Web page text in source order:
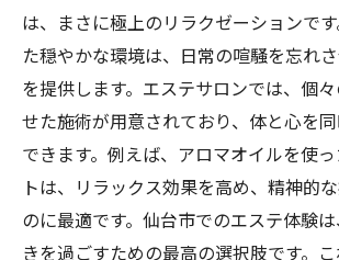
気仙沼市で体験する先進的な
エステキャンペーンで得られ
最新技術で美しさを引き出す
ステ体験
は、まさに極上のリラクゼーションで
た穏やかな環境は、日常の喧騒を忘れ
を提供します。エステサロンでは、個
せた施術が用意されており、体と心を
できます。例えば、アロマオイルを使
トは、リラックス効果を高め、精神的
のに最適です。仙台市でのエステ体験
きを過ごすための最高の選択肢です。